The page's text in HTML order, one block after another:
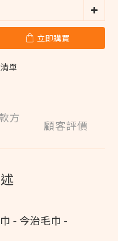
立即購買
單
方
顧客評價
- 今治毛巾 -